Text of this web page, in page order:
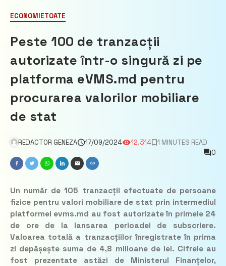
ECONOMIETOATE
Peste 100 de tranzacții
autorizate într-o singură zi pe
platforma eVMS.md pentru
procurarea valorilor mobiliare
de stat
REDACTOR GENEZA 17/09/2024 12.314
1 MINUTES READ
0
Un număr de 105 tranzacții efectuate de persoane
fizice pentru valori mobiliare de stat prin intermediul
platformei evms.md au fost autorizate în primele 24
de ore de la lansarea perioadei de subscriere.
Valoarea totală a tranzacțiilor înregistrate în prima
zi depășește suma de 4,8 milioane de lei. Cifrele au
fost prezentate astăzi de Ministerul Finanțelor,